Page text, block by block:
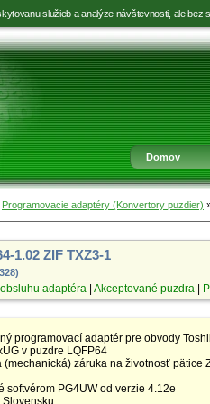
služieb a analýze návštevnosti, ale bez
Domov
Programovacie adaptéry (Konvertory puzdier)
1.02 ZIF TXZ3-1
adaptéra Akceptované puzdra
programovací adaptér pre obvody
v puzdre LQFP64
(mechanická) záruka na životnosť pätice
softvérom PG4UW od verzie 4.12e